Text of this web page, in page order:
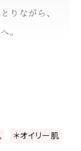
りながら、
。
＊オイリー肌